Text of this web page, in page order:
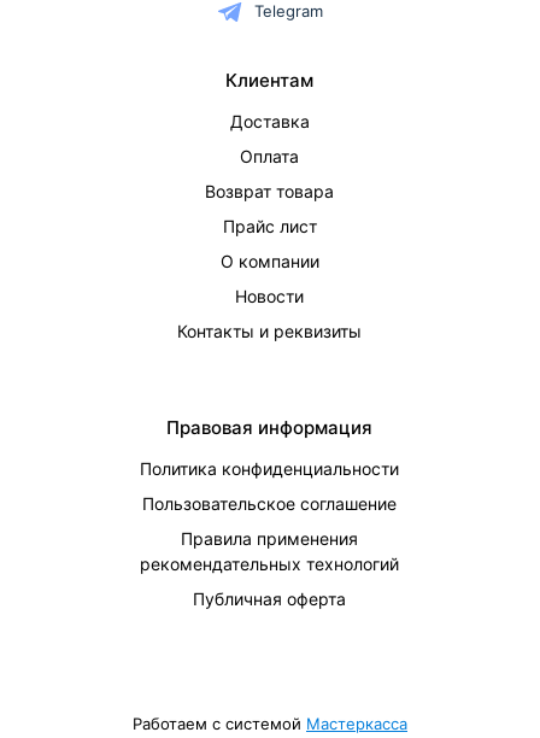
Telegram
Клиентам
Доставка
Оплата
Возврат товара
Прайс лист
О компании
Новости
Контакты и реквизиты
Правовая информация
Политика конфиденциальности
Пользовательское соглашение
Правила применения
рекомендательных технологий
Публичная оферта
Работаем с системой Мастеркасса